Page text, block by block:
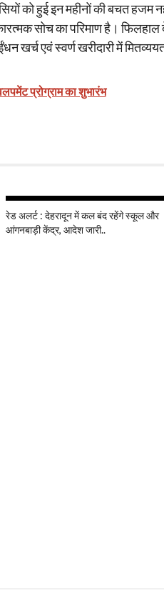
को हुई इन महीनों की बचत
सोच का परिमाण है।
खर्च एवं स्वर्ण खरीदारी में
प्रोग्राम का शुभारंभ
रेड अलर्ट : देहरादून में कल बंद रहेंगे स्कूल और
आंगनबाड़ी केंद्र, आदेश जारी..